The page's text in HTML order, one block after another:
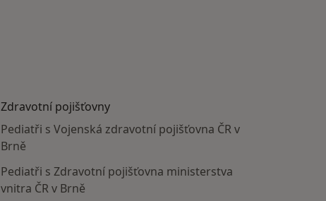
Zdravotní pojišťovny
Pediatři s Vojenská zdravotní pojišťovna ČR v
Brně
Pediatři s Zdravotní pojišťovna ministerstva
vnitra ČR v Brně